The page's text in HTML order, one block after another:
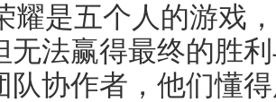
耀是五个人的游戏
无法赢得最终的胜
队协作者，他们懂